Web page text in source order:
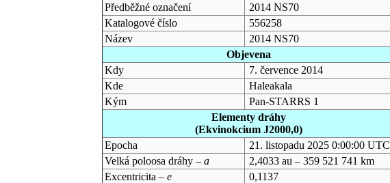
Předběžné označení
2014 NS70
Katalogové číslo
556258
Název
2014 NS70
Objevena
Kdy
7. července 2014
Kde
Haleakala
Kým
Pan-STARRS 1
Elementy dráhy
(Ekvinokcium J2000,0)
Epocha
21. listopadu 2025 0:00:00 UTC
Velká poloosa dráhy – a
2,4033 au – 359 521 741 km
Excentricita – e
0,1137